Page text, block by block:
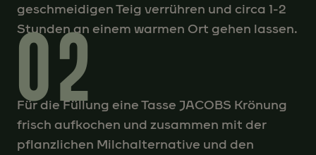
geschmeidigen Teig verrühren und circa 1-2
Stunden an einem warmen Ort gehen lassen.
02
Für die Füllung eine Tasse JACOBS Krönung
frisch aufkochen und zusammen mit der
pflanzlichen Milchalternative und den